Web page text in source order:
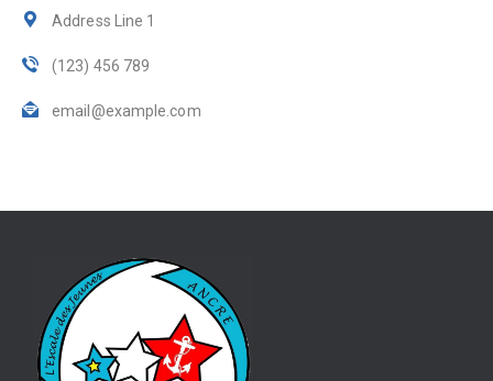
Address Line 1
(123) 456 789
email@example.com